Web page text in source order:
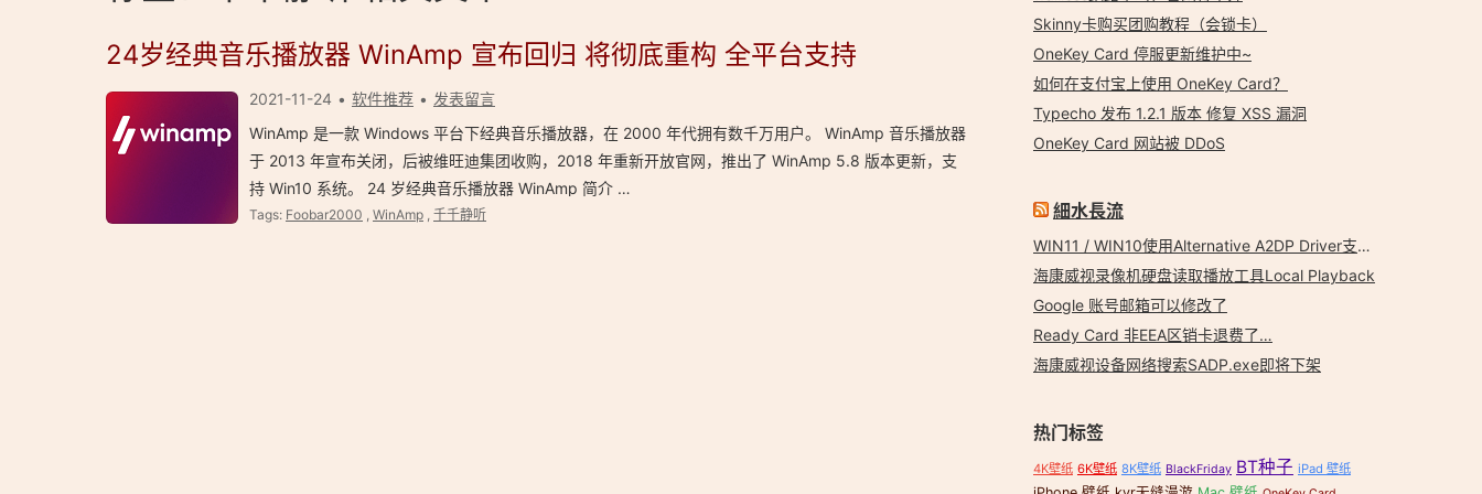
24岁经典音乐播放器 WinAmp 宣布回归 将彻底重构 全平台支持
2021-11-24 软件推荐
发表留言
WinAmp 是一款 Windows 平台下经典音乐播放器，在 2000 年代拥有数千万用户。 WinAmp 音乐播放器
于 2013 年宣布关闭，后被维旺迪集团收购，2018 年重新开放官网，推出了 WinAmp 5.8 版本更新，支
持 Win10 系统。 24 岁经典音乐播放器 WinAmp 简介 …
Tags: Foobar2000 , WinAmp , 千千静听
Skinny卡购买团购教程（会锁卡）
OneKey Card 停服更新维护中~
如何在支付宝上使用 OneKey Card？
Typecho 发布 1.2.1 版本 修复 XSS 漏洞
OneKey Card 网站被 DDoS
細水長流
WIN11 / WIN10使用Alternative A2DP Driver支持LDAC
海康威视录像机硬盘读取播放工具Local Playback
Google 账号邮箱可以修改了
Ready Card 非EEA区销卡退费了…
海康威视设备网络搜索SADP.exe即将下架
热门标签
4K壁纸 6K壁纸 8K壁纸 BlackFriday BT种子 iPad 壁纸